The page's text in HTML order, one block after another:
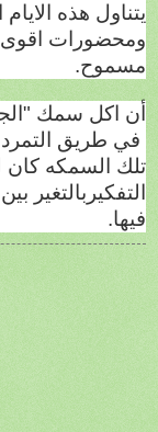
يتناول هذه
ومحضورات اقوى
مسموح.
أن اكل سمك
في طريق التمرد
تلك السمكه كان
التفكيربالتغير
فيها.